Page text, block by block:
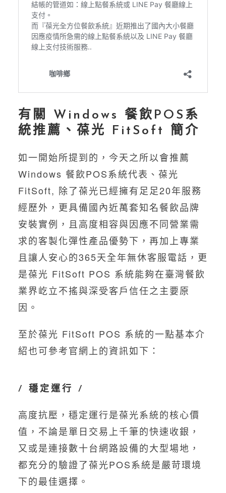
有關 Windows 餐飲POS系
統推薦、葆光 FitSoft 簡介
如一開始所提到的，今天之所以會推薦
Windows 餐飲POS系統代表、葆光
FitSoft, 除了葆光已經擁有足足20年服務
經歷外，更具備國內近萬套知名餐飲品牌
安裝實例，且高度相容與因應不同營業需
求的客製化彈性產品優勢下，再加上專業
且讓人安心的365天全年無休客服電話，更
是葆光 FitSoft POS 系統能夠在臺灣餐飲
業界屹立不搖與深受客戶信任之主要原
因。
至於葆光 FitSoft POS 系統的一點基本介
紹也可參考官網上的資訊如下：
/ 穩定運行 /
高度抗壓，穩定運行是葆光系統的核心價
值，不論是單日交易上千筆的快速收銀，
又或是連接數十台網路設備的大型場地，
都充分的驗證了葆光POS系統是嚴苛環境
下的最佳選擇。